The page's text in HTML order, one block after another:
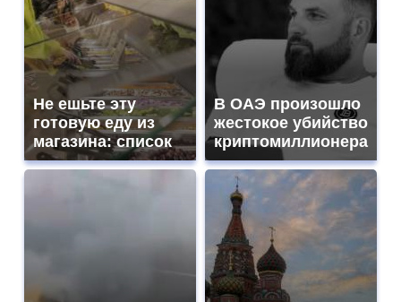
Не ешьте эту
готовую еду из
магазина: список
В ОАЭ произошло
жестокое убийство
криптомиллионера